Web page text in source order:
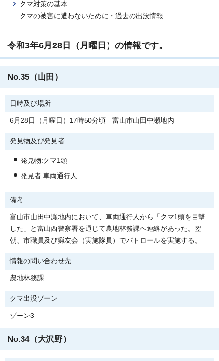
クマ対策の基本
クマの被害に遭わないために・過去の出没情報
令和3年6月28日（月曜日）の情報です。
No.35（山田）
日時及び場所
6月28日（月曜日）17時50分頃 富山市山田中瀬地内
発見物及び発見者
発見物:クマ1頭
発見者:車両通行人
備考
富山市山田中瀬地内において、車両通行人から「クマ1頭を目撃
した」と富山西警察署を通じて農地林務課へ連絡があった。翌
朝、市職員及び猟友会（実施隊員）でパトロールを実施する。
情報の問い合わせ先
農地林務課
クマ出没ゾーン
ゾーン3
No.34（大沢野）